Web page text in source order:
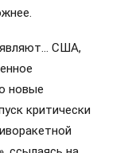
США,
новые
критически